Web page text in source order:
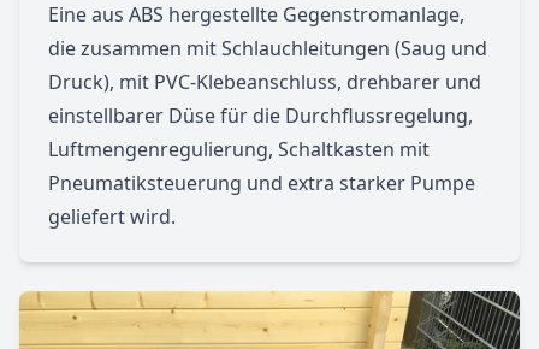
Eine aus ABS hergestellte Gegenstromanlage,
die zusammen mit Schlauchleitungen (Saug und
Druck), mit PVC-Klebeanschluss, drehbarer und
einstellbarer Düse für die Durchflussregelung,
Luftmengenregulierung, Schaltkasten mit
Pneumatiksteuerung und extra starker Pumpe
geliefert wird.